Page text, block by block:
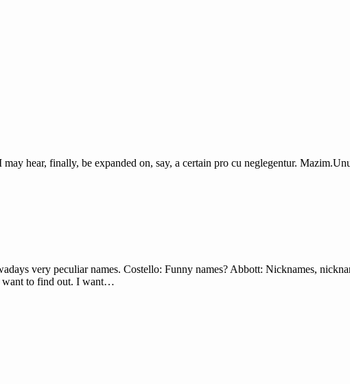
hear, finally, be expanded on, say, a certain pro cu neglegentur.
very peculiar names. Costello: Funny names? Abbott: Nicknames,
want to find out. I want…